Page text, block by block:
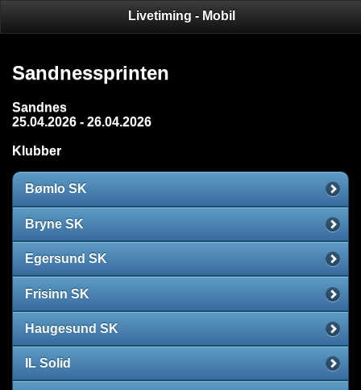
Livetiming - Mobil
Sandnessprinten
Sandnes
25.04.2026 - 26.04.2026
Klubber
Bømlo SK
Bryne SK
Egersund SK
Frisinn SK
Haugesund SK
IL Solid